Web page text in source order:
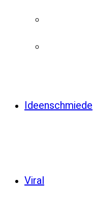
Ideenschmiede
Viral